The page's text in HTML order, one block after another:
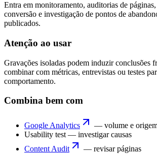
Entra em monitoramento, auditorias de
conversão e investigação de pontos de
publicados.
Atenção ao usar
Gravações isoladas podem induzir conclusões
combinar com métricas, entrevistas ou testes
comportamento.
Combina bem com
Google Analytics
— volume e
Usability test — investigar causas
Content Audit
— revisar páginas